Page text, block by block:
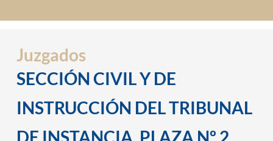
Juzgados
SECCIÓN CIVIL Y DE
INSTRUCCIÓN DEL TRIBUNAL
DE INSTANCIA. PLAZA Nº 2